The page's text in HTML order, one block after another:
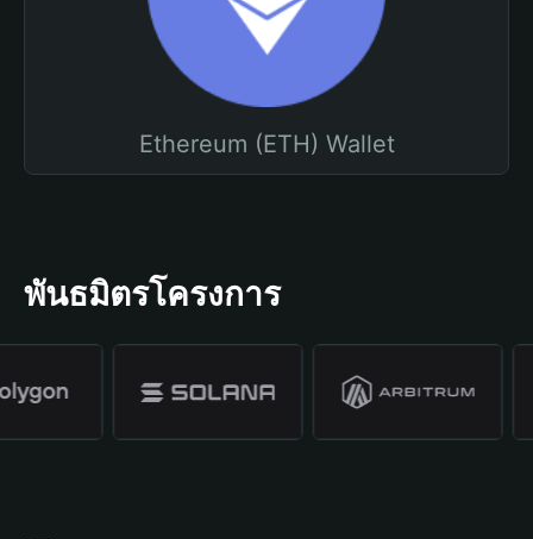
Ethereum (ETH) Wallet
พันธมิตรโครงการ